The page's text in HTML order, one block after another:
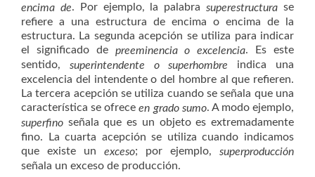
encima de. Por ejemplo, la palabra superestructura se
refiere a una estructura de encima o encima de la
estructura. La segunda acepción se utiliza para indicar
el significado de preeminencia o excelencia. Es este
sentido, superintendente o superhombre indica una
excelencia del intendente o del hombre al que refieren.
La tercera acepción se utiliza cuando se señala que una
característica se ofreceen grado sumo. A modo ejemplo,
superfino señala que es un objeto es extremadamente
fino. La cuarta acepción se utiliza cuando indicamos
que existe un exceso; por ejemplo, superproducción
señala un exceso de producción.